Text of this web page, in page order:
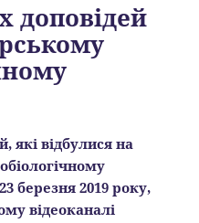
доповідей
які відбулися на
23 березня 2019 року,
відеоканалі